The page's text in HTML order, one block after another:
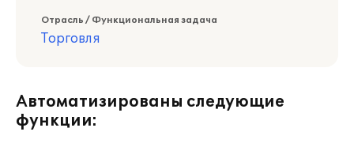
Отрасль / Функциональная задача
Торговля
Автоматизированы следующие
функции: